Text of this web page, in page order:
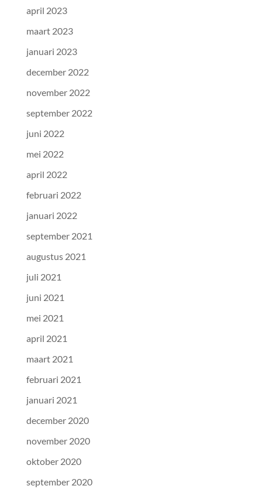
april 2023
maart 2023
januari 2023
december 2022
november 2022
september 2022
juni 2022
mei 2022
april 2022
februari 2022
januari 2022
september 2021
augustus 2021
juli 2021
juni 2021
mei 2021
april 2021
maart 2021
februari 2021
januari 2021
december 2020
november 2020
oktober 2020
september 2020